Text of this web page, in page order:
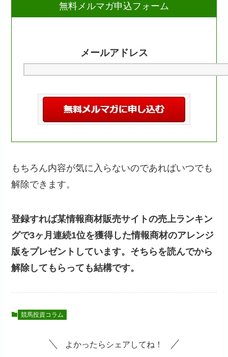
無料メルマガ申込フォーム
メールアドレス
もちろん内容が気に入らないのであればいつでも
解除できます。
登録すれば某情報商材販売サイトの売上ランキン
グで3ヶ月連続1位を獲得した情報商材のアレンジ
版をプレゼントしています。そちらを読んでから
解除してもらっても結構です。
競馬投資コラム
よかったらシェアしてね！